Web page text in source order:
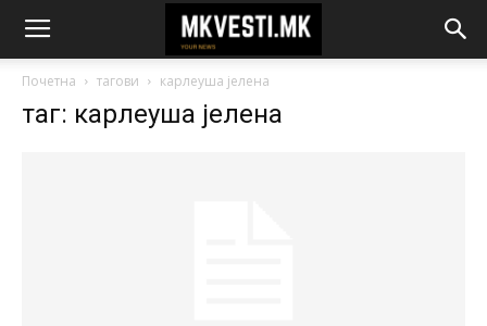
Почетна тагови карлеуша јелена
таг: карлеуша јелена